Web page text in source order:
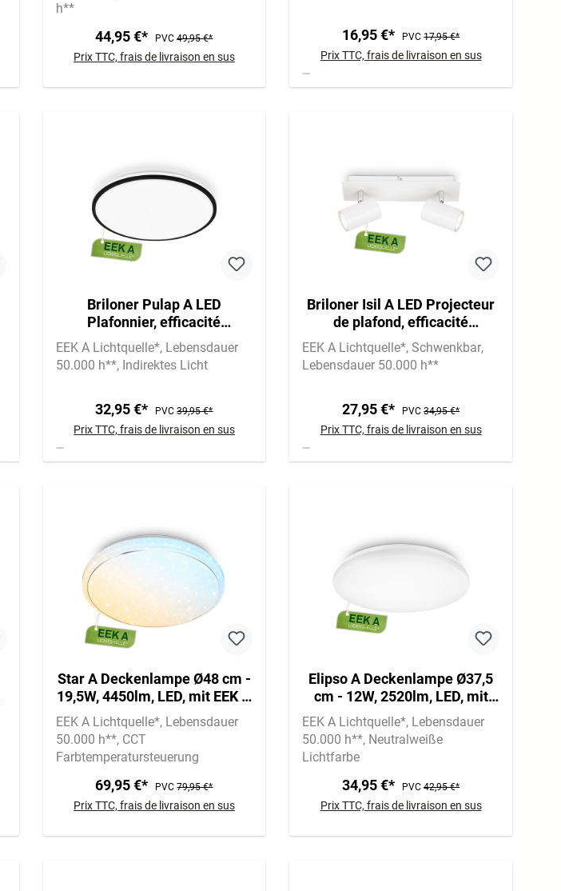
h**
44,95 €* PVC49,95 €*
Prix TTC, frais de livraison en sus
16,95 €* PVC17,95 €*
Prix TTC, frais de livraison en sus
Briloner Pulap A LED
Plafonnier, efficacité
énergétique A, rétroéclairage,
noir
EEK A Lichtquelle* Lebensdauer
50.000 h** Indirektes Licht
32,95 €* PVC39,95 €*
Prix TTC, frais de livraison en sus
Briloner Isil A LED Projecteur
de plafond, efficacité
énergétique A, orientable,
blanc
EEK A Lichtquelle* Schwenkbar
Lebensdauer 50.000 h**
27,95 €* PVC34,95 €*
Prix TTC, frais de livraison en sus
Star A Deckenlampe Ø48 cm -
19,5W, 4450lm, LED, mit EEK A
Lichtquelle*, Dimmbar,
Fernbedienung, CCT, Weiß
EEK A Lichtquelle* Lebensdauer
50.000 h** CCT
Farbtemperatursteuerung
69,95 €* PVC79,95 €*
Prix TTC, frais de livraison en sus
Elipso A Deckenlampe Ø37,5
cm - 12W, 2520lm, LED, mit
EEK A Lichtquelle*, Weiß
EEK A Lichtquelle* Lebensdauer
50.000 h** Neutralweiße
Lichtfarbe
34,95 €* PVC42,95 €*
Prix TTC, frais de livraison en sus